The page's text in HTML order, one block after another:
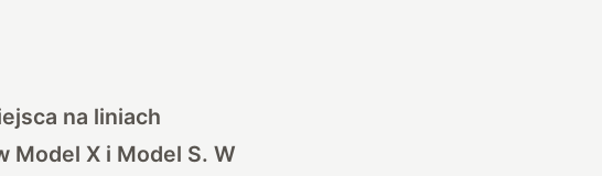
na liniach
Model X i Model S. W